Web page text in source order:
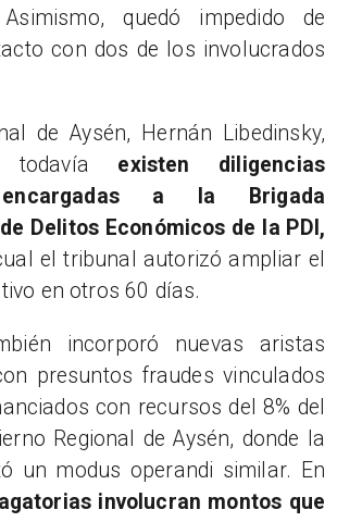
Asimismo, quedó impedido de
con dos de los involucrados
de Aysén, Hernán Libedinsky,
todavía existen diligencias
encargadas a la Brigada
Delitos Económicos de la PDI,
el tribunal autorizó ampliar el
en otros 60 días.
incorporó nuevas aristas
presuntos fraudes vinculados
con recursos del 8% del
Regional de Aysén, donde la
un modus operandi similar. En
involucran montos que